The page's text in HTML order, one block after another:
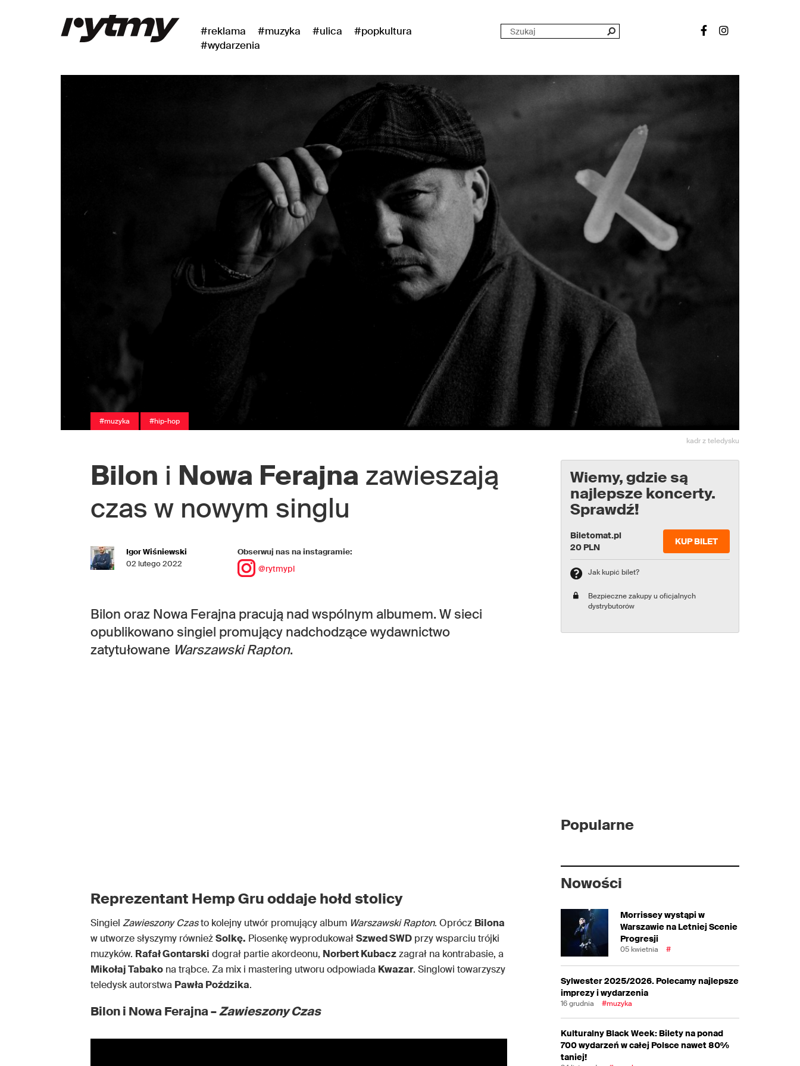
#reklama #muzyka #ulica
#popkultura
#wydarzenia
#muzyka #hip-hop
kadr z teledysku
Bilon i Nowa Ferajna zawieszają
czas w nowym singlu
Igor Wiśniewski
02 lutego 2022
Obserwuj nas na instagramie:
@rytmypl
Bilon oraz Nowa Ferajna pracują nad wspólnym albumem. W sieci
opublikowano singiel promujący nadchodzące wydawnictwo
zatytułowane Warszawski Rapton.
Reprezentant Hemp Gru oddaje hołd stolicy
Singiel Zawieszony Czasto kolejny utwór promujący album Warszawski Rapton. Oprócz Bilona
w utworze słyszymy równieżSolkę. Piosenkę wyprodukowałSzwed SWD przy wsparciu trójki
muzyków. Rafał Gontarski dograł partie akordeonu, Norbert Kubaczzagrał na kontrabasie, a
Mikołaj Tabako na trąbce. Za mix i mastering utworu odpowiada Kwazar. Singlowi towarzyszy
teledysk autorstwa Pawła Poździka.
Bilon i Nowa Ferajna –Zawieszony Czas
Wiemy, gdzie są
najlepsze koncerty.
Sprawdź!
Biletomat.pl
20 PLN
KUP BILET
Jak kupić bilet?
Bezpieczne zakupy u oficjalnych
dystrybutorów
Popularne
Nowości
Morrissey wystąpi w
Warszawie na Letniej Scenie
Progresji
05 kwietnia #
Sylwester 2025/2026. Polecamy najlepsze
imprezy i wydarzenia
16 grudnia #muzyka
Kulturalny Black Week: Bilety na ponad
700 wydarzeń w całej Polsce nawet 80%
taniej!